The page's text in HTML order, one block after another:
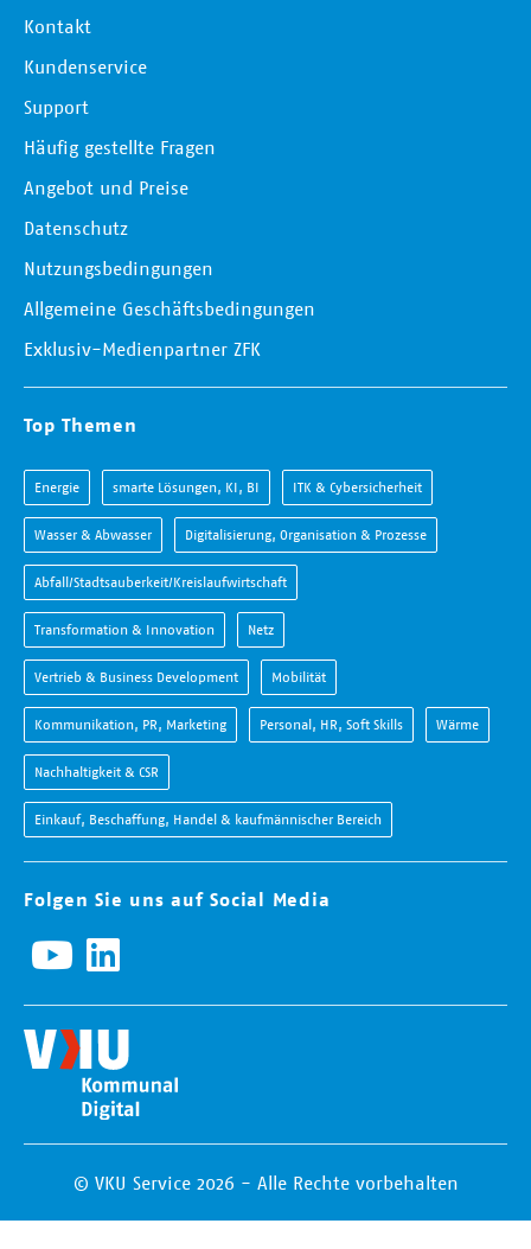
Kontakt
Kundenservice
Support
Häufig gestellte Fragen
Angebot und Preise
Datenschutz
Nutzungsbedingungen
Allgemeine Geschäftsbedingungen
Exklusiv-Medienpartner ZFK
Top Themen
Energie smarte Lösungen, KI, BI ITK & Cybersicherheit
Wasser & Abwasser Digitalisierung, Organisation & Prozesse
Abfall/Stadtsauberkeit/Kreislaufwirtschaft
Transformation & Innovation Netz
Vertrieb & Business Development Mobilität
Kommunikation, PR, Marketing Personal, HR, Soft Skills Wärme
Nachhaltigkeit & CSR
Einkauf, Beschaffung, Handel & kaufmännischer Bereich
Folgen Sie uns auf Social Media
© VKU Service 2026 - Alle Rechte vorbehalten